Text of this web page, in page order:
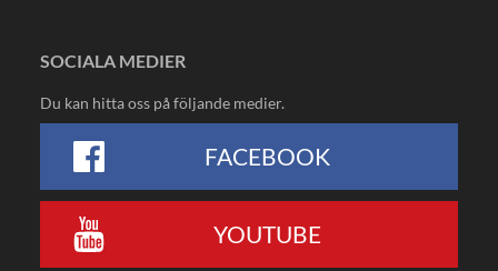
SOCIALA MEDIER
Du kan hitta oss på följande medier.
FACEBOOK
YOUTUBE